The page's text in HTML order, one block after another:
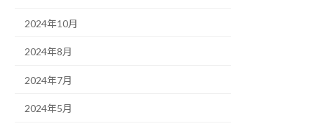
2024年10月
2024年8月
2024年7月
2024年5月